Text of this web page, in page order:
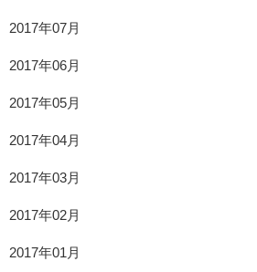
2017年07月
2017年06月
2017年05月
2017年04月
2017年03月
2017年02月
2017年01月